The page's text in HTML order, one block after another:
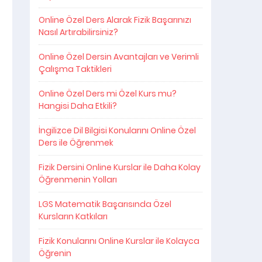
Online Özel Ders Alarak Fizik Başarınızı
Nasıl Artırabilirsiniz?
Online Özel Dersin Avantajları ve Verimli
Çalışma Taktikleri
Online Özel Ders mi Özel Kurs mu?
Hangisi Daha Etkili?
İngilizce Dil Bilgisi Konularını Online Özel
Ders ile Öğrenmek
Fizik Dersini Online Kurslar ile Daha Kolay
Öğrenmenin Yolları
LGS Matematik Başarısında Özel
Kursların Katkıları
Fizik Konularını Online Kurslar ile Kolayca
Öğrenin